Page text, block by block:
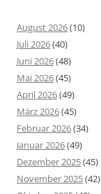
August 2026(10)
Juli 2026(40)
Juni 2026(48)
Mai 2026(45)
April 2026(49)
März 2026(45)
Februar 2026(34)
Januar 2026(49)
Dezember 2025(45)
November 2025(42)